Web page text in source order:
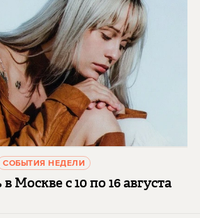
СОБЫТИЯ НЕДЕЛИ
Москве с 10 по 16 августа